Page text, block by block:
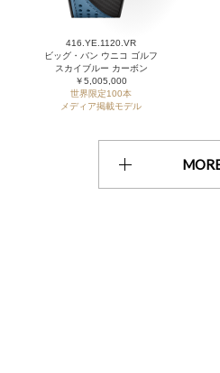
416.YE.1120.VR
ビッグ・バン ウニコ ゴルフ
スカイブルー カーボン
￥5,005,000
世界限定100本
メディア掲載モデル